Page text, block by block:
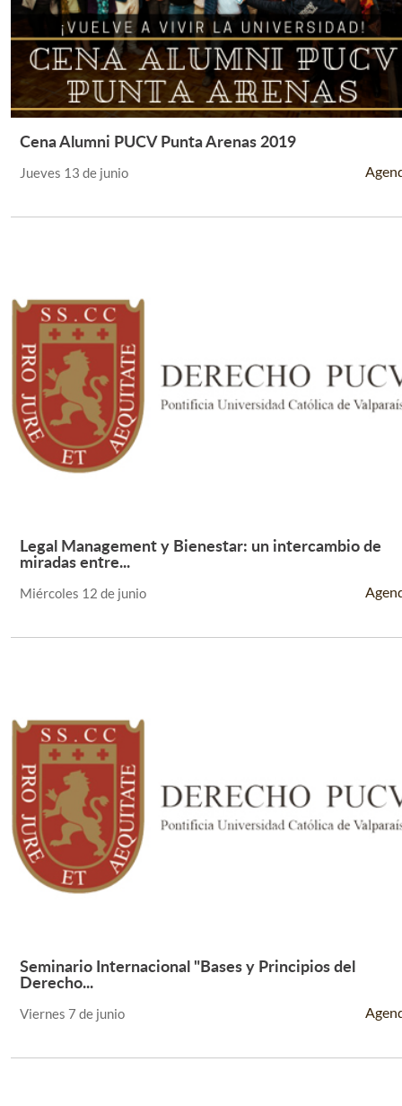
Cena Alumni PUCV Punta Arenas 2019
Jueves 13 de junio
Leer Más +
Legal Management y Bienestar: un intercambio de
miradas entre...
Miércoles 12 de junio
Leer Más +
Seminario Internacional "Bases y Principios del
Derecho...
Viernes 7 de junio